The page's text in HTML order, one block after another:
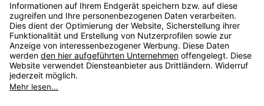
Service
Unternehmen
Alle Preise inkl. gesetzl. Mehrwertsteuer zzgl.